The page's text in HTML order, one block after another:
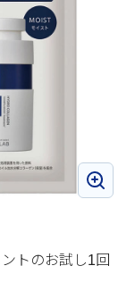
トのお試し1回